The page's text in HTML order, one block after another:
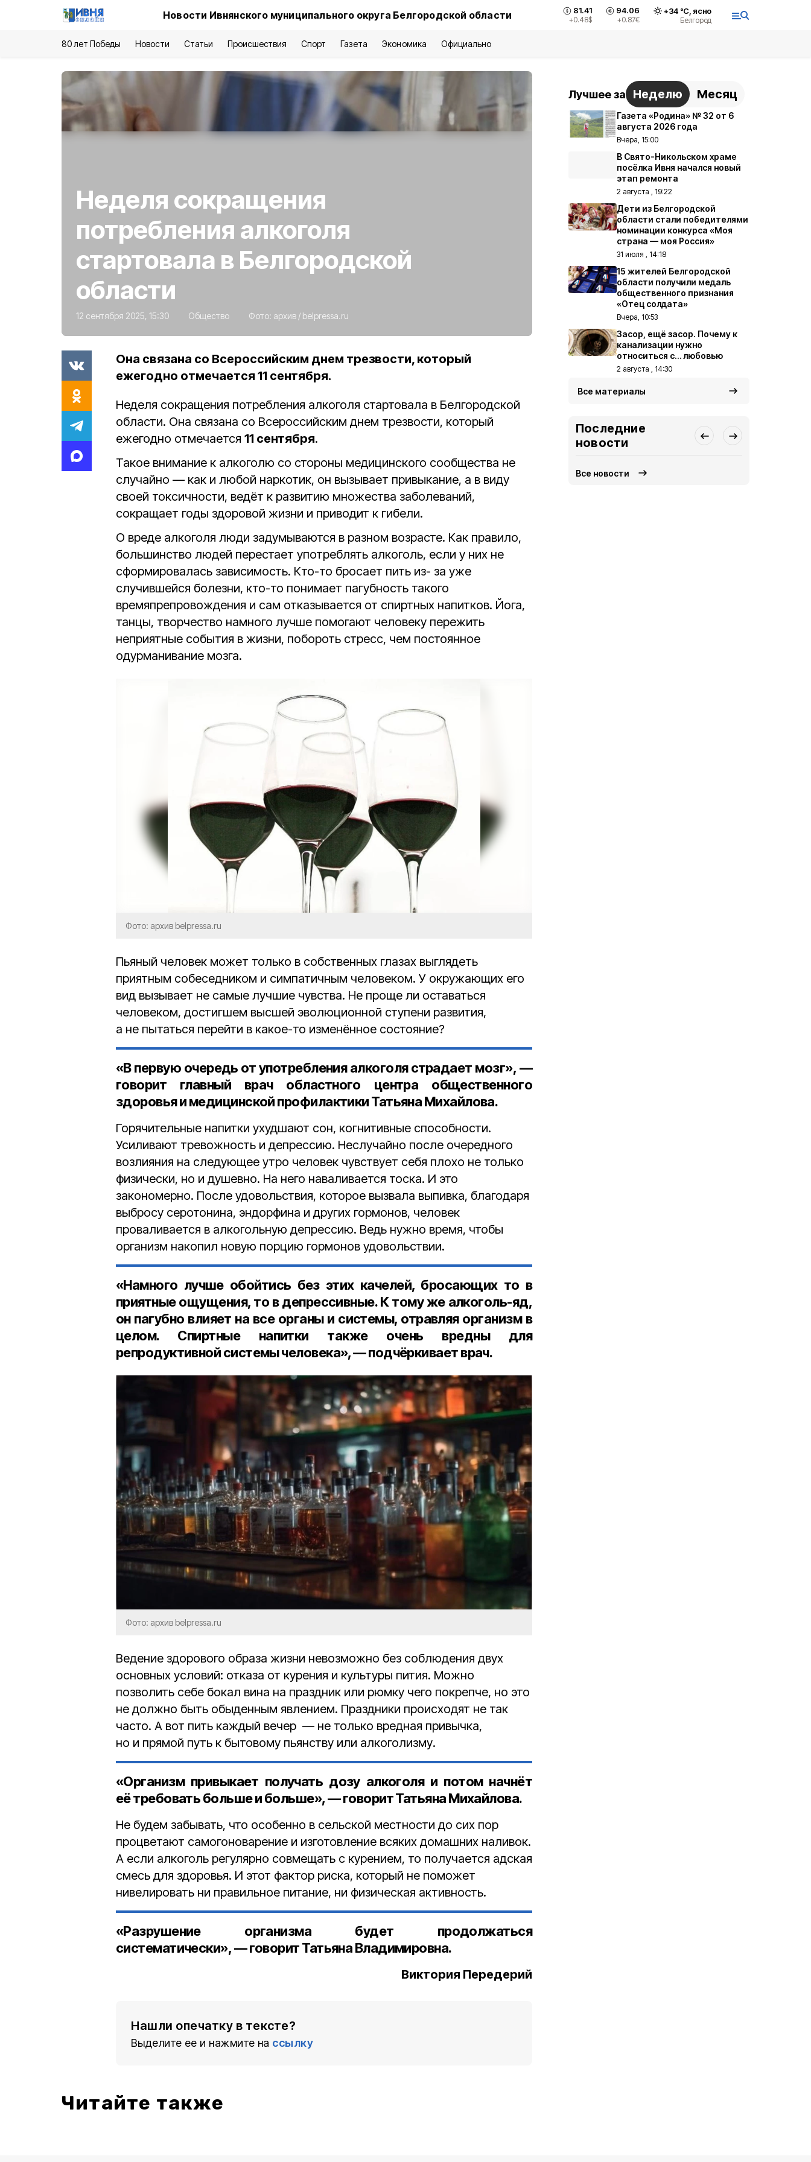
Новости Ивнянского муниципального округа Белгородской области 81.41
+0.48$
94.06
+0.87€
+34°С, ясно
Белгород
80 лет Победы Новости Статьи Происшествия Спорт Газета Экономика Официально
Неделя сокращения
потребления алкоголя
стартовала в Белгородской
области
12 сентября 2025, 15:30 Общество Фото: архив / belpressa.ru
Она связана со Всероссийским днем трезвости, который
ежегодно отмечается 11 сентября.
Неделя сокращения потребления алкоголя стартовала в Белгородской
области. Она связана со Всероссийским днем трезвости, который
ежегодно отмечается 11 сентября.
Такое внимание к алкоголю со стороны медицинского сообщества не
случайно — как и любой наркотик, он вызывает привыкание, а в виду
своей токсичности, ведёт к развитию множества заболеваний,
сокращает годы здоровой жизни и приводит к гибели.
О вреде алкоголя люди задумываются в разном возрасте. Как правило,
большинство людей перестает употреблять алкоголь, если у них не
сформировалась зависимость. Кто-то бросает пить из- за уже
случившейся болезни, кто-то понимает пагубность такого
времяпрепровождения и сам отказывается от спиртных напитков. Йога,
танцы, творчество намного лучше помогают человеку пережить
неприятные события в жизни, побороть стресс, чем постоянное
одурманивание мозга.
Фото: архив belpressa.ru
Пьяный человек может только в собственных глазах выглядеть
приятным собеседником и симпатичным человеком. У окружающих его
вид вызывает не самые лучшие чувства. Не проще ли оставаться
человеком, достигшем высшей эволюционной ступени развития,
а не пытаться перейти в какое-то изменённое состояние?
«В первую очередь от употребления алкоголя страдает мозг», —
говорит главный врач областного центра общественного
здоровья и медицинской профилактики Татьяна Михайлова.
Горячительные напитки ухудшают сон, когнитивные способности.
Усиливают тревожность и депрессию. Неслучайно после очередного
возлияния на следующее утро человек чувствует себя плохо не только
физически, но и душевно. На него наваливается тоска. И это
закономерно. После удовольствия, которое вызвала выпивка, благодаря
выбросу серотонина, эндорфина и других гормонов, человек
проваливается в алкогольную депрессию. Ведь нужно время, чтобы
организм накопил новую порцию гормонов удовольствии.
«Намного лучше обойтись без этих качелей, бросающих то в
приятные ощущения, то в депрессивные. К тому же алкоголь-яд,
он пагубно влияет на все органы и системы, отравляя организм в
целом. Спиртные напитки также очень вредны для
репродуктивной системы человека», — подчёркивает врач.
Фото: архив belpressa.ru
Ведение здорового образа жизни невозможно без соблюдения двух
основных условий: отказа от курения и культуры пития. Можно
позволить себе бокал вина на праздник или рюмку чего покрепче, но это
не должно быть обыденным явлением. Праздники происходят не так
часто. А вот пить каждый вечер — не только вредная привычка,
но и прямой путь к бытовому пьянству или алкоголизму.
«Организм привыкает получать дозу алкоголя и потом начнёт
её требовать больше и больше», — говорит Татьяна Михайлова.
Не будем забывать, что особенно в сельской местности до сих пор
процветают самогоноварение и изготовление всяких домашних наливок.
А если алкоголь регулярно совмещать с курением, то получается адская
смесь для здоровья. И этот фактор риска, который не поможет
нивелировать ни правильное питание, ни физическая активность.
«Разрушение организма будет продолжаться
систематически», — говорит Татьяна Владимировна.
Виктория Передерий
Нашли опечатку в тексте?
Выделите ее и нажмите на ссылку
Читайте также
Лучшее за Неделю Месяц
Газета «Родина» № 32 от 6
августа 2026 года
Вчера, 15:00
В Свято-Никольском храме
посёлка Ивня начался новый
этап ремонта
2 августа , 19:22
Дети из Белгородской
области стали победителями
номинации конкурса «Моя
страна — моя Россия»
31 июля , 14:18
15 жителей Белгородской
области получили медаль
общественного признания
«Отец солдата»
Вчера, 10:53
Засор, ещё засор. Почему к
канализации нужно
относиться с… любовью
2 августа , 14:30
Все материалы
Последние
новости
Все новости